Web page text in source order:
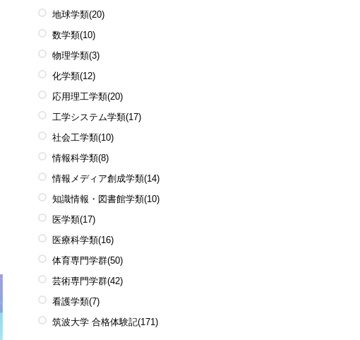
地球学類(20)
数学類(10)
物理学類(3)
化学類(12)
応用理工学類(20)
工学システム学類(17)
社会工学類(10)
情報科学類(8)
情報メディア創成学類(14)
知識情報・図書館学類(10)
医学類(17)
医療科学類(16)
体育専門学群(50)
芸術専門学群(42)
看護学類(7)
筑波大学 合格体験記(171)